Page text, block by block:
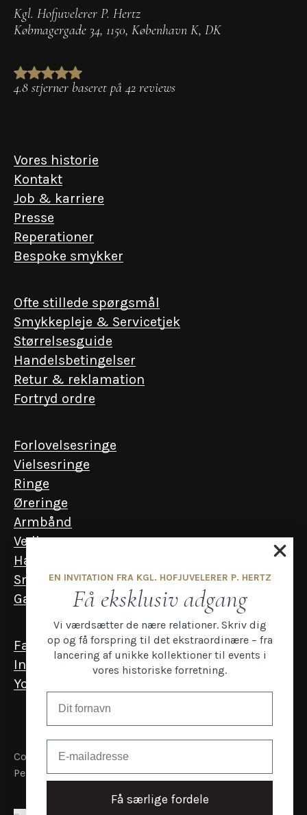
Kgl. Hofjuvelerer P. Hertz
Købmagergade 34, 1150, København K, DK
4.8 stjerner baseret på 42 reviews
Vores historie
Kontakt
Job & karriere
Presse
Reperationer
Bespoke smykker
Ofte stillede spørgsmål
Smykkepleje & Servicetjek
Størrelsesguide
Handelsbetingelser
Retur & reklamation
Fortryd ordre
Forlovelsesringe
Vielsesringe
Ringe
Øreringe
Armbånd
Vedhæng
Halskæder
Smykker til mænd
Gavekort
Facebook
Instagram
YouTube
Copyright P.Hertz
Persondata- og cookiepolitik
EN INVITATION FRA KGL. HOFJUVELERER P. HERTZ
Få eksklusiv adgang
Vi værdsætter de nære relationer. Skriv dig
op og få forspring til det ekstraordinære – fra
lancering af unikke kollektioner til events i
vores historiske forretning.
Få særlige fordele